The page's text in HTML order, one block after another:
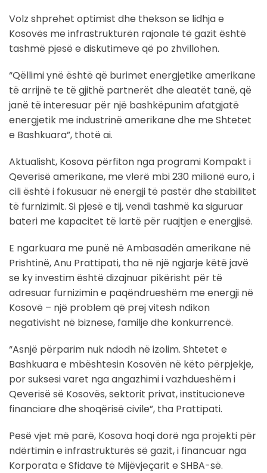
Volz shprehet optimist dhe thekson se lidhja e
Kosovës me infrastrukturën rajonale të gazit është
tashmë pjesë e diskutimeve që po zhvillohen.
“Qëllimi ynë është që burimet energjetike amerikane
të arrijnë te të gjithë partnerët dhe aleatët tanë, që
janë të interesuar për një bashkëpunim afatgjatë
energjetik me industrinë amerikane dhe me Shtetet
e Bashkuara”, thotë ai.
Aktualisht, Kosova përfiton nga programi Kompakt i
Qeverisë amerikane, me vlerë mbi 230 milionë euro, i
cili është i fokusuar në energji të pastër dhe stabilitet
të furnizimit. Si pjesë e tij, vendi tashmë ka siguruar
bateri me kapacitet të lartë për ruajtjen e energjisë.
E ngarkuara me punë në Ambasadën amerikane në
Prishtinë, Anu Prattipati, tha në një ngjarje këtë javë
se ky investim është dizajnuar pikërisht për të
adresuar furnizimin e paqëndrueshëm me energji në
Kosovë – një problem që prej vitesh ndikon
negativisht në biznese, familje dhe konkurrencë.
“Asnjë përparim nuk ndodh në izolim. Shtetet e
Bashkuara e mbështesin Kosovën në këto përpjekje,
por suksesi varet nga angazhimi i vazhdueshëm i
Qeverisë së Kosovës, sektorit privat, institucioneve
financiare dhe shoqërisë civile”, tha Prattipati.
Pesë vjet më parë, Kosova hoqi dorë nga projekti për
ndërtimin e infrastrukturës së gazit, i financuar nga
Korporata e Sfidave të Mijëvjeçarit e SHBA-së.